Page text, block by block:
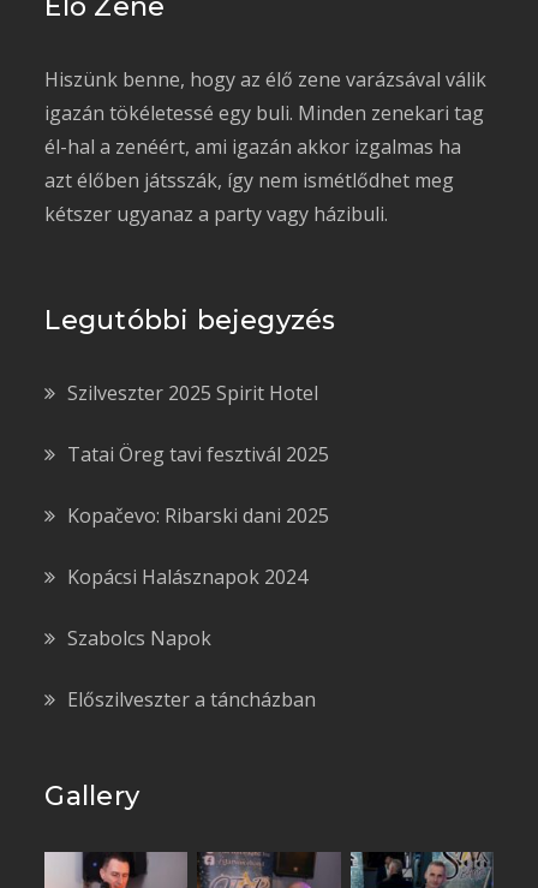
Hiszünk benne, hogy az élő zene varázsával válik
igazán tökéletessé egy buli. Minden zenekari tag
él-hal a zenéért, ami igazán akkor izgalmas ha
azt élőben játsszák, így nem ismétlődhet meg
kétszer ugyanaz a party vagy házibuli.
Legutóbbi bejegyzés
Szilveszter 2025 Spirit Hotel
Tatai Öreg tavi fesztivál 2025
Kopačevo: Ribarski dani 2025
Kopácsi Halásznapok 2024
Szabolcs Napok
Előszilveszter a táncházban
Gallery